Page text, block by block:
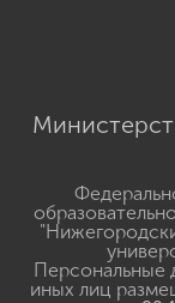
Персональные
иных лиц